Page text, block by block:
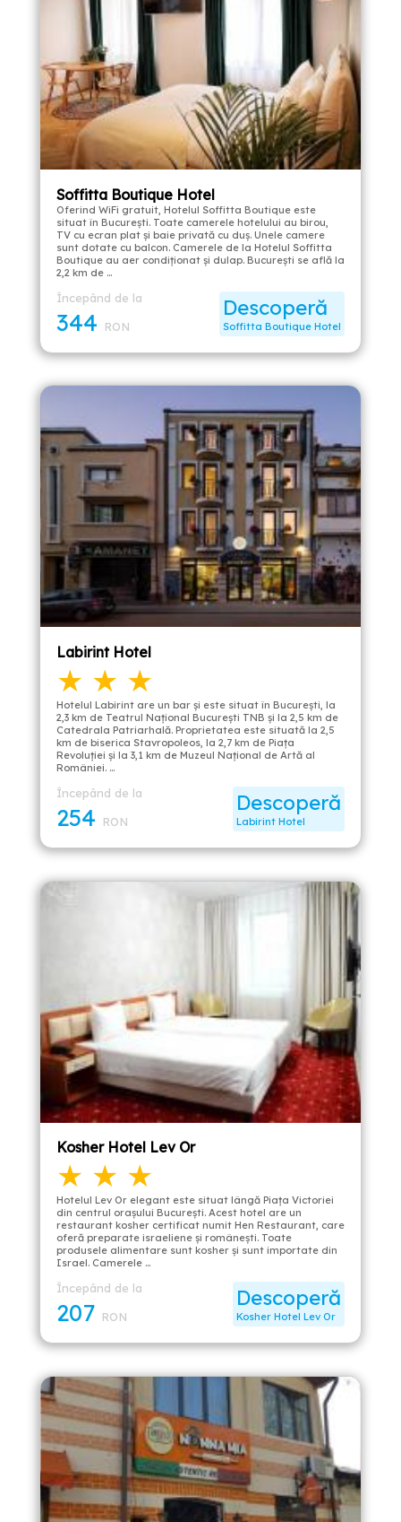
Soffitta Boutique Hotel
Oferind WiFi gratuit, Hotelul Soffitta Boutique este
situat în București. Toate camerele hotelului au birou,
TV cu ecran plat și baie privată cu duș. Unele camere
sunt dotate cu balcon. Camerele de la Hotelul Soffitta
Boutique au aer condiționat și dulap. București se află la
2,2 km de …
Descoperă
Soffitta Boutique Hotel
Începând de la
344 RON
Labirint Hotel
★ ★ ★
Hotelul Labirint are un bar și este situat în București, la
2,3 km de Teatrul Național București TNB și la 2,5 km de
Catedrala Patriarhală. Proprietatea este situată la 2,5
km de biserica Stavropoleos, la 2,7 km de Piața
Revoluției și la 3,1 km de Muzeul Național de Artă al
României. …
Descoperă
Labirint Hotel
Începând de la
254 RON
Kosher Hotel Lev Or
★ ★ ★
Hotelul Lev Or elegant este situat lângă Piața Victoriei
din centrul orașului București. Acest hotel are un
restaurant kosher certificat numit Hen Restaurant, care
oferă preparate israeliene și românești. Toate
produsele alimentare sunt kosher și sunt importate din
Israel. Camerele …
Descoperă
Kosher Hotel Lev Or
Începând de la
207 RON